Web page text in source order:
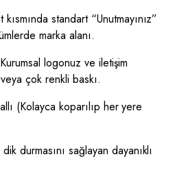
kısmında standart “Unutmayınız”
marka alanı.
Kurumsal logonuz ve iletişim
çok renkli baskı.
(Kolayca koparılıp her yere
durmasını sağlayan dayanıklı